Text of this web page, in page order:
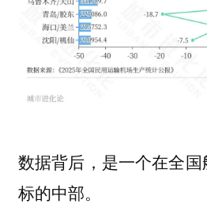
数据背后，是一个在全
标的中部。